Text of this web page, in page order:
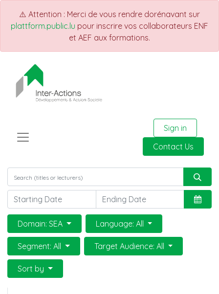
⚠️ Attention : Merci de vous rendre dorénavant sur
plattform.public.lu pour inscrire vos collaborateurs ENF
et AEF aux formations.
Sign in
Contact Us
Domain: SEA Language: All
Segment: All Target Audience: All
Sort by